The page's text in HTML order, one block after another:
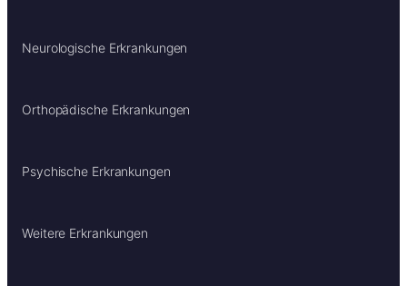
Neurologische Erkrankungen
Orthopädische Erkrankungen
Psychische Erkrankungen
Weitere Erkrankungen